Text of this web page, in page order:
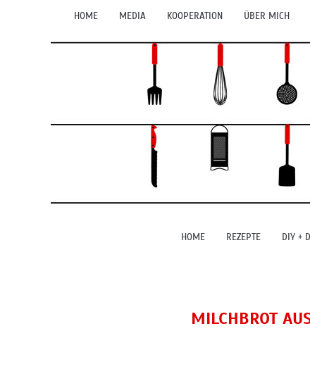
HOME MEDIA KOOPERATION ÜBER MICH
HOME REZEPTE DIY +
MILCHBROT